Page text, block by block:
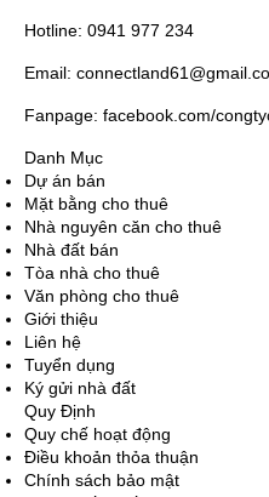
Hotline: 0941 977 234
Email:
Fanpage: facebook.com/
Danh Mục
Dự án bán
Mặt bằng cho thuê
Nhà nguyên căn cho thuê
Nhà đất bán
Tòa nhà cho thuê
Văn phòng cho thuê
Giới thiệu
Liên hệ
Tuyển dụng
Ký gửi nhà đất
Quy Định
Quy chế hoạt động
Điều khoản thỏa thuận
Chính sách bảo mật